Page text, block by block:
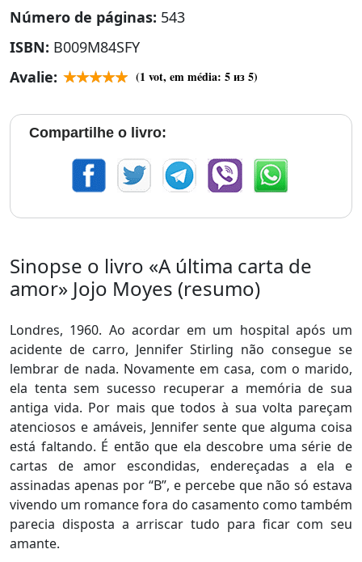
Número de páginas: 543
ISBN: B009M84SFY
Avalie:
(1 vot, em média: 5из 5)
Compartilhe o livro:
Sinopse o livro «A última carta de
amor» Jojo Moyes (resumo)
Londres, 1960. Ao acordar em um hospital após um
acidente de carro, Jennifer Stirling não consegue se
lembrar de nada. Novamente em casa, com o marido,
ela tenta sem sucesso recuperar a memória de sua
antiga vida. Por mais que todos à sua volta pareçam
atenciosos e amáveis, Jennifer sente que alguma coisa
está faltando. É então que ela descobre uma série de
cartas de amor escondidas, endereçadas a ela e
assinadas apenas por “B”, e percebe que não só estava
vivendo um romance fora do casamento como também
parecia disposta a arriscar tudo para ficar com seu
amante.